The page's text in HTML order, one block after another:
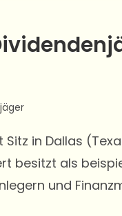
in Dallas
besitzt als
und